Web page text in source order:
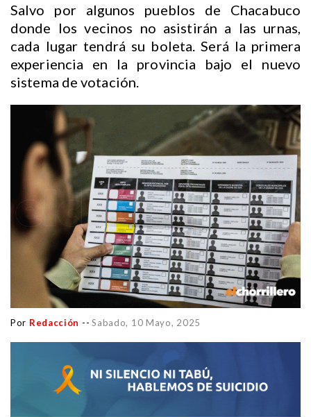
Salvo por algunos pueblos de Chacabuco
donde los vecinos no asistirán a las urnas,
cada lugar tendrá su boleta. Será la primera
experiencia en la provincia bajo el nuevo
sistema de votación.
Por Redacción -- Sabado, 10 Mayo, 2025